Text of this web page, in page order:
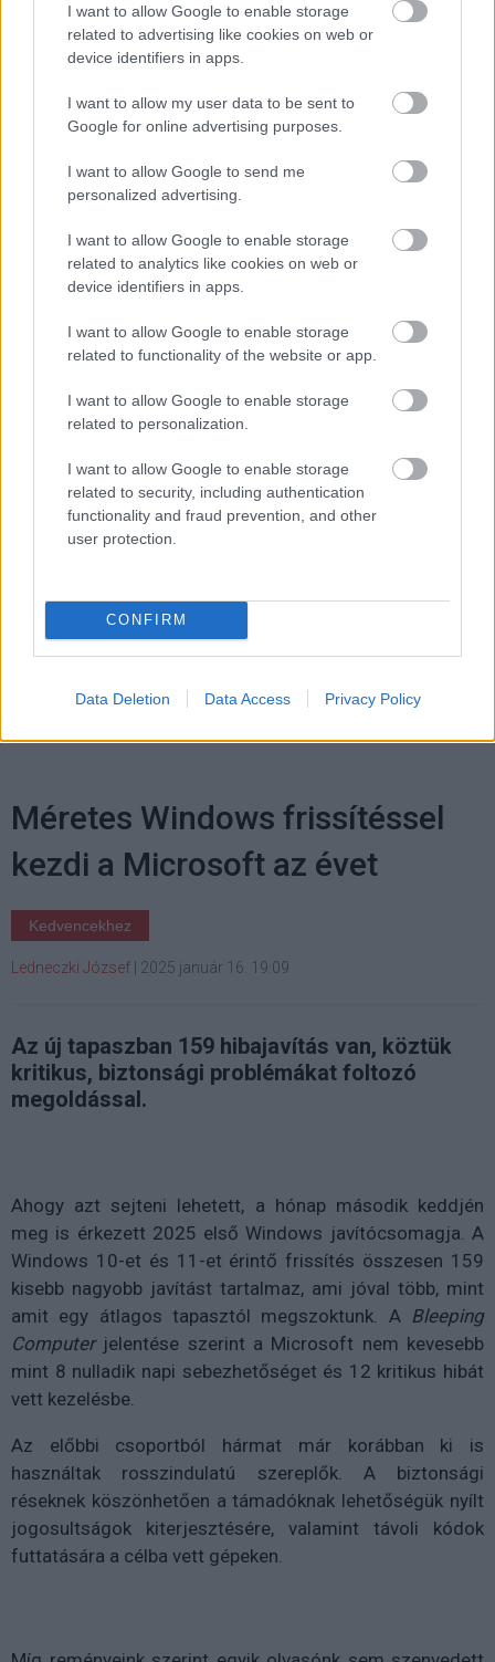
I want to allow Google to enable storage
related to advertising like cookies on web or
device identifiers in apps.
I want to allow my user data to be sent to
Google for online advertising purposes.
I want to allow Google to send me
personalized advertising.
I want to allow Google to enable storage
related to analytics like cookies on web or
device identifiers in apps.
I want to allow Google to enable storage
related to functionality of the website or app.
I want to allow Google to enable storage
related to personalization.
I want to allow Google to enable storage
related to security, including authentication
functionality and fraud prevention, and other
user protection.
CONFIRM
Data Deletion Data Access Privacy Policy
Ami az esszéket illeti, ott már csak 18 százalékuk bízott
az AI eszközben. A Pew felmérése egyébként
megjegyezte, hogy fekete és latino tinédzserek
hajlamosabbak voltak ChatGPT-t használni, mint fehér
bőrű társaik.
A kutatások szerint a ChatGPT mind matekban, mind
esszékhez használatos ténykeresésben relatíve gyenge.
Egyes tanulmányok azt állítják, hogy GPT-4o épp csak
egy kicsit pontosabb annál, mintha egy valódi személy
tippelgetne a válaszokra. A Pew tavalyi kérdéssorában a
meglepő módon azt állították, hogy azok több gondot
okoznak, mint hasznot. Ki tudja, hogy az elterjedésük az
iskolákban, milyen következményeket jelenthet majd.
Pulzusméréssel segíti a biztonságos mozgást az új
balatoni kardioösvény (X)
4 és egy 8 km-es egészségügyi tanösvény nyílt
Balatonalmádiban.
Méretes Windows frissítéssel
kezdi a Microsoft az évet
Kedvencekhez
Ledneczki József 2025 január 16. 19:09
Az új tapaszban 159 hibajavítás van, köztük
kritikus, biztonsági problémákat foltozó
megoldással.
Ahogy azt sejteni lehetett, a hónap második keddjén
meg is érkezett 2025 első Windows javítócsomagja. A
Windows 10-et és 11-et érintő frissítés összesen 159
kisebb nagyobb javítást tartalmaz, ami jóval több, mint
amit egy átlagos tapasztól megszoktunk. A Bleeping
Computerjelentése szerint a Microsoft nem kevesebb
mint 8 nulladik napi sebezhetőséget és 12 kritikus hibát
vett kezelésbe.
Az előbbi csoportból hármat már korábban ki is
használtak rosszindulatú szereplők. A biztonsági
réseknek köszönhetően a támadóknak lehetőségük nyílt
jogosultságok kiterjesztésére, valamint távoli kódok
futtatására a célba vett gépeken.